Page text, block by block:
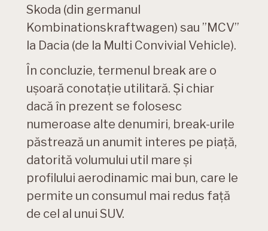
Skoda (din germanul
Kombinationskraftwagen) sau ”MCV”
la Dacia (de la Multi Convivial Vehicle).
În concluzie, termenul break are o
ușoară conotație utilitară. Și chiar
dacă în prezent se folosesc
numeroase alte denumiri, break-urile
păstrează un anumit interes pe piață,
datorită volumului util mare și
profilului aerodinamic mai bun, care le
permite un consumul mai redus față
de cel al unui SUV.